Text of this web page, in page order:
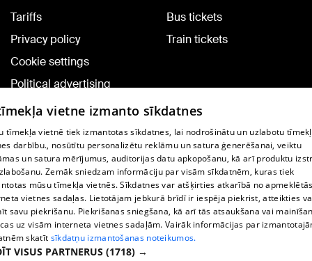
Tariffs
Privacy policy
Cookie settings
Political advertising
Cookie policy
Commenting terms
Bus tickets
Train tickets
TV program
Contract rules
360 Ziņu kontakti
Helio Media
vietne izmanto sīkdatnes
tīmekļa vietnē tiek izmantotas sīkdatnes, lai nodrošinātu un uzlabotu
darbību., nosūtītu personalizētu reklāmu un satura ģenerēšanai, veiktu
un satura mērījumus, auditorijas datu apkopošanu, kā arī produktu
Zemāk sniedzam informāciju par visām sīkdatnēm, kuras tiek
mūsu tīmekļa vietnēs. Sīkdatnes var atšķirties atkarībā no
vietnes sadaļas. Lietotājam jebkurā brīdī ir iespēja piekrist, atteikties
savu piekrišanu. Piekrišanas sniegšana, kā arī tās atsaukšana vai
uz visām interneta vietnes sadaļām. Vairāk informācijas par
skatīt sīkdatņu izmantošanas noteikumos.
VISUS PARTNERUS (1718) →